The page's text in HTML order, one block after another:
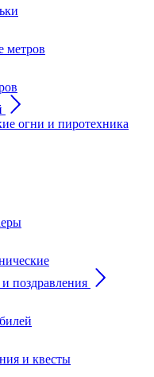
метров
огни и пиротехника
поздравления
и квесты